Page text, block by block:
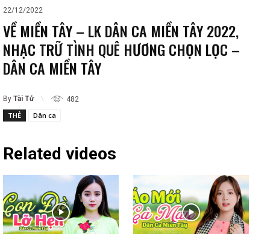
22/12/2022
VỀ MIỀN TÂY – LK DÂN CA MIỀN TÂY 2022,
NHẠC TRỮ TÌNH QUÊ HƯƠNG CHỌN LỌC –
DÂN CA MIỀN TÂY
By Tài Tử 482
THẺ Dân ca
Related videos